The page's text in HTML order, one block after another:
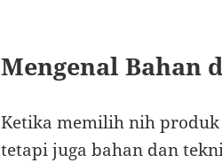
Mengenal Bahan
Ketika memilih nih
tetapi juga bahan dan